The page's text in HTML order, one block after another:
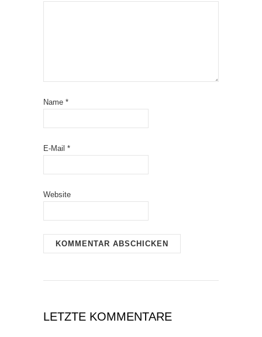
Name *
E-Mail *
Website
LETZTE KOMMENTARE